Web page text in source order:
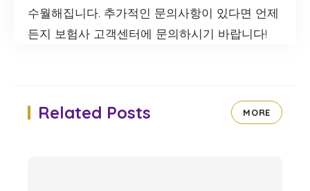
수월해집니다. 추가적인 문의사항이 있다면 언제
든지 보험사 고객센터에 문의하시기 바랍니다!
Related Posts MORE